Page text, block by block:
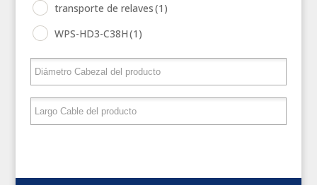
transporte de relaves(1)
WPS-HD3-C38H(1)